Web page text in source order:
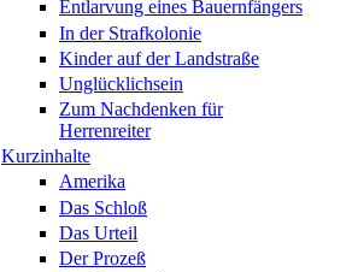
Entlarvung eines Bauernfängers
In der Strafkolonie
Kinder auf der Landstraße
Unglücklichsein
Zum Nachdenken für
Herrenreiter
Kurzinhalte
Amerika
Das Schloß
Das Urteil
Der Prozeß